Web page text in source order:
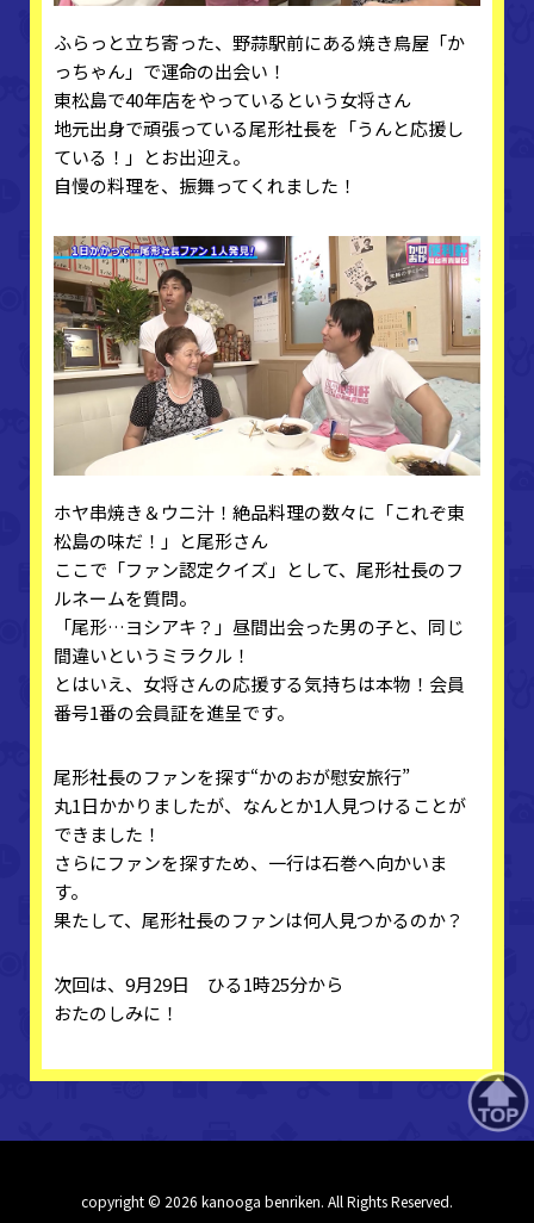
ふらっと立ち寄った、野蒜駅前にある焼き鳥屋「か
っちゃん」で運命の出会い！
東松島で40年店をやっているという女将さん
地元出身で頑張っている尾形社長を「うんと応援し
ている！」とお出迎え。
自慢の料理を、振舞ってくれました！
ホヤ串焼き＆ウニ汁！絶品料理の数々に「これぞ東
松島の味だ！」と尾形さん
ここで「ファン認定クイズ」として、尾形社長のフ
ルネームを質問。
「尾形…ヨシアキ？」昼間出会った男の子と、同じ
間違いというミラクル！
とはいえ、女将さんの応援する気持ちは本物！会員
番号1番の会員証を進呈です。
尾形社長のファンを探す“かのおが慰安旅行”
丸1日かかりましたが、なんとか1人見つけることが
できました！
さらにファンを探すため、一行は石巻へ向かいま
す。
果たして、尾形社長のファンは何人見つかるのか？
次回は、9月29日 ひる1時25分から
おたのしみに！
copyright © 2026 kanooga benriken. All Rights Reserved.